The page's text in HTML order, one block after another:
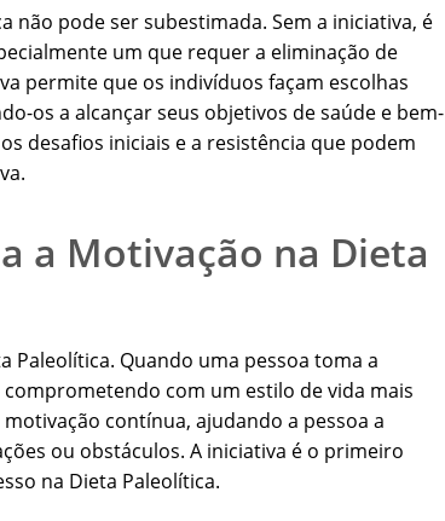
não pode ser subestimada. Sem a iniciativa, é
um que requer a eliminação de
permite que os indivíduos façam escolhas
os a alcançar seus objetivos de saúde e bem-
desafios iniciais e a resistência que podem
a Motivação na Dieta
Paleolítica. Quando uma pessoa toma a
com um estilo de vida mais
contínua, ajudando a pessoa a
ou obstáculos. A iniciativa é o primeiro
na Dieta Paleolítica.